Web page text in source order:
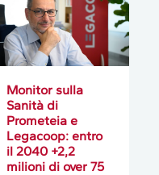
Monitor sulla
Sanità di
Prometeia e
Legacoop: entro
il 2040 +2,2
milioni di over 75